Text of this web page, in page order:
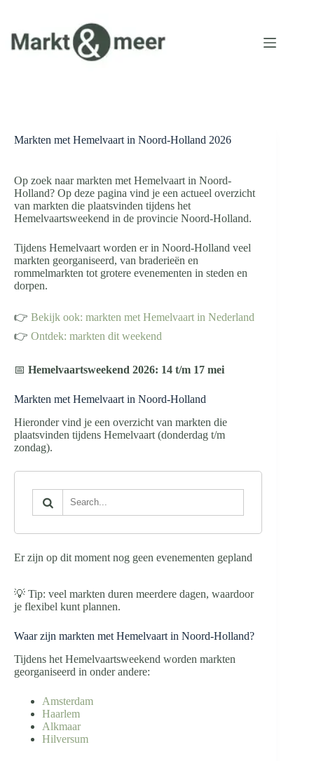
de
inhoud
Markten met Hemelvaart in Noord-Holland 2026
Op zoek naar markten met Hemelvaart in Noord-
Holland? Op deze pagina vind je een actueel overzicht
van markten die plaatsvinden tijdens het
Hemelvaartsweekend in de provincie Noord-Holland.
Tijdens Hemelvaart worden er in Noord-Holland veel
markten georganiseerd, van braderieën en
rommelmarkten tot grotere evenementen in steden en
dorpen.
👉 Bekijk ook: markten met Hemelvaart in Nederland
👉 Ontdek: markten dit weekend
📅 Hemelvaartsweekend 2026: 14 t/m 17 mei
Markten met Hemelvaart in Noord-Holland
Hieronder vind je een overzicht van markten die
plaatsvinden tijdens Hemelvaart (donderdag t/m
zondag).
Er zijn op dit moment nog geen evenementen gepland
💡 Tip: veel markten duren meerdere dagen, waardoor
je flexibel kunt plannen.
Waar zijn markten met Hemelvaart in Noord-Holland?
Tijdens het Hemelvaartsweekend worden markten
georganiseerd in onder andere:
Amsterdam
Haarlem
Alkmaar
Hilversum